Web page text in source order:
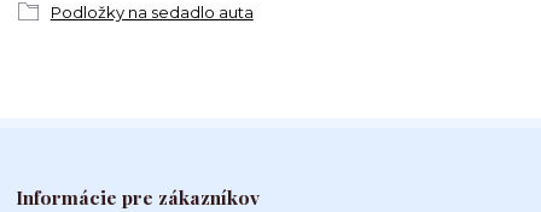
Podložky na sedadlo auta
Informácie pre zákazníkov